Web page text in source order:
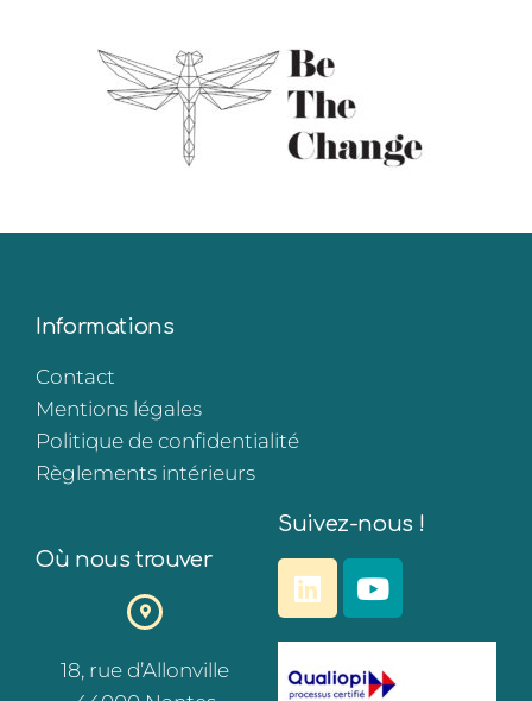
Informations
Contact
Mentions légales
Politique de confidentialité
Règlements intérieurs
Où nous trouver
18, rue d’Allonville
Suivez-nous !